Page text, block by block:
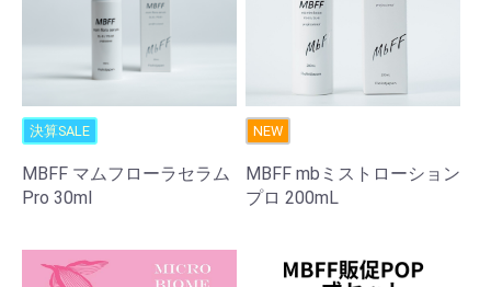
決算SALE
MBFF マムフローラセラム
Pro 30ml
NEW
MBFF mbミストローション
プロ 200mL